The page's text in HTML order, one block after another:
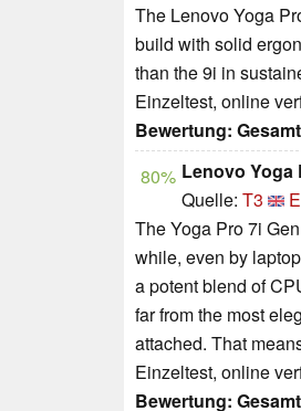
The Lenovo Yoga
build with solid
than the 9i in
Einzeltest, online
Bewertung: Gesamt
80% Lenovo Yoga
Quelle: T3
The Yoga Pro 7i
while, even by
a potent blend of
far from the most
attached. That
Einzeltest, online
Bewertung: Gesamt